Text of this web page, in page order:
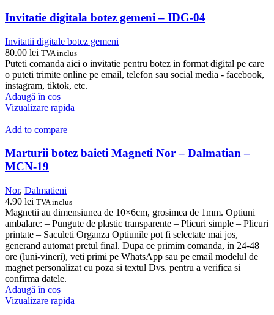
Invitatie digitala botez gemeni – IDG-04
Invitatii digitale botez gemeni
80.00 lei TVA inclus
Puteti comanda aici o invitatie pentru botez in format digital pe care
o puteti trimite online pe email, telefon sau social media - facebook,
instagram, tiktok, etc.
Adaugă în coș
Vizualizare rapida
Add to compare
Marturii botez baieti Magneti Nor – Dalmatian –
MCN-19
Nor, Dalmatieni
4.90 lei TVA inclus
Magnetii au dimensiunea de 10×6cm, grosimea de 1mm. Optiuni
ambalare: – Pungute de plastic transparente – Plicuri simple – Plicuri
printate – Saculeti Organza Optiunile pot fi selectate mai jos,
generand automat pretul final. Dupa ce primim comanda, in 24-48
ore (luni-vineri), veti primi pe WhatsApp sau pe email modelul de
magnet personalizat cu poza si textul Dvs. pentru a verifica si
confirma datele.
Adaugă în coș
Vizualizare rapida